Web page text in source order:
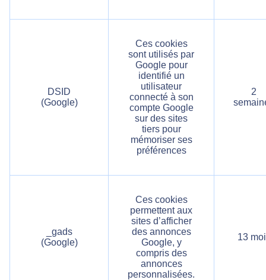
DSID
(Google)
Ces cookies
sont utilisés par
Google pour
identifié un
utilisateur
connecté à son
compte Google
sur des sites
tiers pour
mémoriser ses
préférences
2
_gads
(Google)
Ces cookies
permettent aux
sites d’afficher
des annonces
Google, y
compris des
annonces
personnalisées.
13